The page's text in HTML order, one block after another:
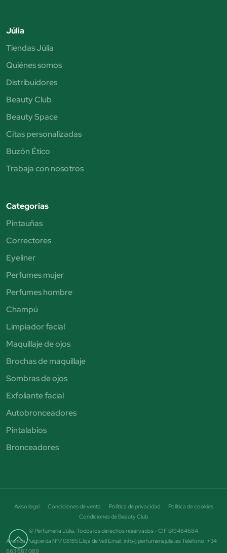
Júlia
Tiendas Júlia
Quiénes somos
Distribuidores
Beauty Club
Beauty Space
Citas personalizadas
Buzón Ético
Trabaja con nosotros
Categorías
Pintauñas
Correctores
Eyeliner
Perfumes mujer
Perfumes hombre
Champú
Limpiador facial
Maquillaje de ojos
Brochas de maquillaje
Sombras de ojos
Exfoliante facial
Autobronceadores
Pintalabios
Bronceadores
© Perfumería Júlia. Todos los derechos reservados - CIF B19464684
Aviso legal Condiciones de venta Política de privacidad
Política de cookies
Condiciones de Beauty Club
Avenida Puigcerda Nº7 08185 Lliça de Vall Email: info@perfumeriajulia.es Teléfono: +34
663 687 089